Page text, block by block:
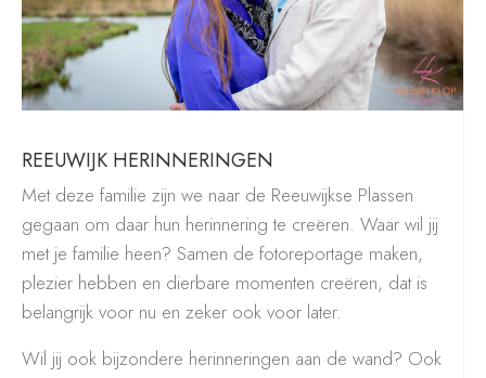
REEUWIJK HERINNERINGEN
Met deze familie zijn we naar de Reeuwijkse Plassen
gegaan om daar hun herinnering te creëren. Waar wil jij
met je familie heen? Samen de fotoreportage maken,
plezier hebben en dierbare momenten creëren, dat is
belangrijk voor nu en zeker ook voor later.
Wil jij ook bijzondere herinneringen aan de wand? Ook